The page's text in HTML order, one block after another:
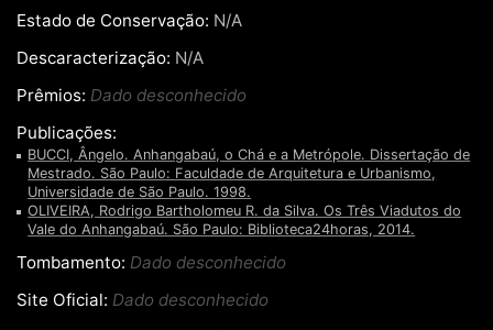
Estado de Conservação: N/A
Descaracterização: N/A
Prêmios: Dado desconhecido
Publicações:
BUCCI, Ângelo. Anhangabaú, o Chá e a Metrópole. Dissertação de
Mestrado. São Paulo: Faculdade de Arquitetura e Urbanismo,
Universidade de São Paulo. 1998.
OLIVEIRA, Rodrigo Bartholomeu R. da Silva. Os Três Viadutos do
Vale do Anhangabaú. São Paulo: Biblioteca24horas, 2014.
Tombamento: Dado desconhecido
Site Oficial: Dado desconhecido